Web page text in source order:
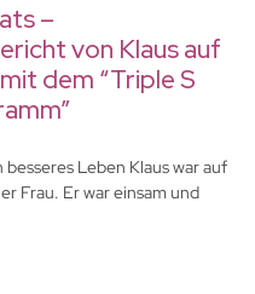
–
von Klaus auf
dem “Triple S
Leben Klaus war auf
Frau. Er war einsam und